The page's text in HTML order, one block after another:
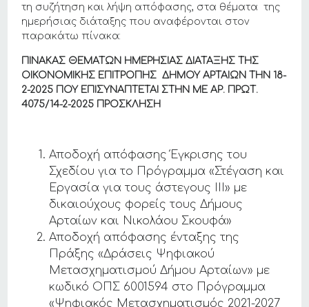
τη συζήτηση και λήψη απόφασης, στα θέματα της
ημερήσιας διάταξης που αναφέρονται στον
παρακάτω πίνακα:
ΠΙΝΑΚΑΣ ΘΕΜΑΤΩΝ ΗΜΕΡΗΣΙΑΣ ΔΙΑΤΑΞΗΣ ΤΗΣ
ΟΙΚΟΝΟΜΙΚΗΣ ΕΠΙΤΡΟΠΗΣ ΔΗΜΟΥ ΑΡΤΑΙΩΝ THN 18-
2-2025 ΠΟΥ ΕΠΙΣΥΝΑΠΤΕΤΑΙ ΣΤΗΝ ΜΕ ΑΡ. ΠΡΩΤ.
4075/14-2-2025 ΠΡΟΣΚΛΗΣΗ
Αποδοχή απόφασης Έγκρισης του
Σχεδίου για το Πρόγραμμα «Στέγαση και
Εργασία για τους άστεγους ΙΙΙ» με
δικαιούχους φορείς τους Δήμους
Αρταίων και Νικολάου Σκουφά»
Αποδοχή απόφασης ένταξης της
Πράξης «Δράσεις Ψηφιακού
Μετασχηματισμού Δήμου Αρταίων» με
κωδικό ΟΠΣ 6001594 στο Πρόγραμμα
«Ψηφιακός Μετασχηματισμός 2021-2027